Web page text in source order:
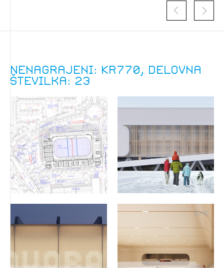
Izbrana vsebina je namenjena le ZAPS
registriranim uporabnikom. Da lahko do nje
dostopate, se je potrebno prijaviti.
PRIJAVITE SE
Nenagrajeni: KR770, delovna
številka: 23
4/6